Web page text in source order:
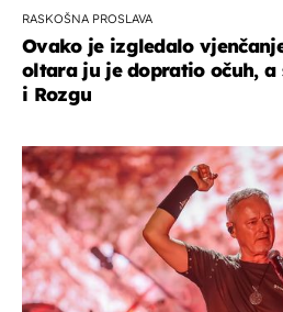
RASKOŠNA PROSLAVA
Ovako je izgledalo
oltara ju je dopratio očuh,
i Rozgu